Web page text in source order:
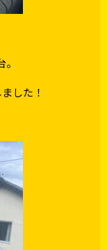
した！